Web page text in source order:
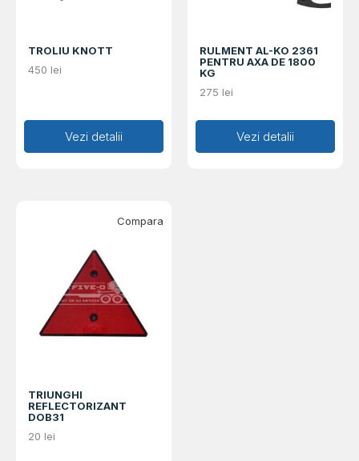
TROLIU KNOTT
450 lei
Adaugă în coș
Vezi detalii
RULMENT AL-KO 2361
PENTRU AXA DE 1800
KG
275 lei
Adaugă în coș
Vezi detalii
TRIUNGHI
REFLECTORIZANT
DOB31
20 lei
Compara